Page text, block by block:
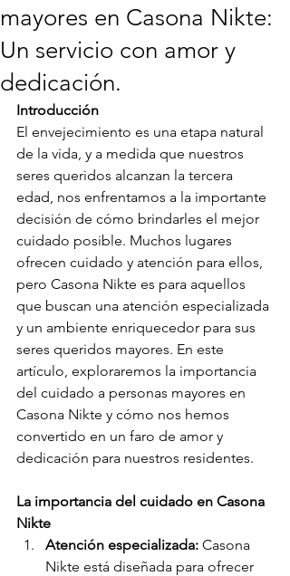
mayores en Casona Nikte:
Un servicio con amor y
dedicación.
Introducción
El envejecimiento es una etapa natural
de la vida, y a medida que nuestros
seres queridos alcanzan la tercera
edad, nos enfrentamos a la importante
decisión de cómo brindarles el mejor
cuidado posible. Muchos lugares
ofrecen cuidado y atención para ellos,
pero Casona Nikte es para aquellos
que buscan una atención especializada
y un ambiente enriquecedor para sus
seres queridos mayores. En este
artículo, exploraremos la importancia
del cuidado a personas mayores en
Casona Nikte y cómo nos hemos
convertido en un faro de amor y
dedicación para nuestros residentes.
La importancia del cuidado en Casona
Nikte
Atención especializada: Casona
Nikte está diseñada para ofrecer